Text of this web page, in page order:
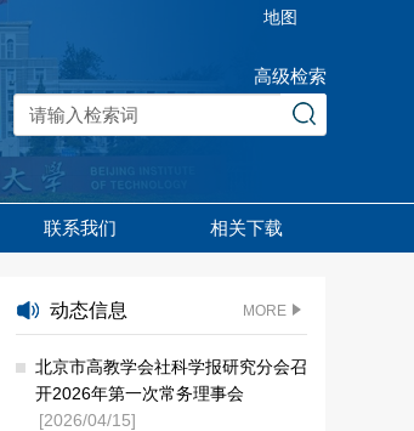
地图
高级检索
联系我们 相关下载
动态信息 MORE
北京市高教学会社科学报研究分会召
开2026年第一次常务理事会
[2026/04/15]